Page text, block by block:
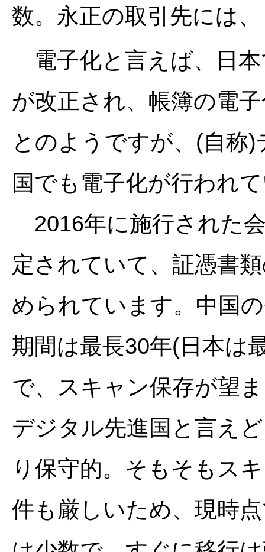
数。永正の取引先には
電子化と言えば、日
が改正され、帳簿の電
とのようですが、(自称
国でも電子化が行われ
2016年に施行された
定されていて、証憑書
められています。中国
期間は最長30年(日本は
で、スキャン保存が望
デジタル先進国と言え
り保守的。そもそもス
件も厳しいため、現時